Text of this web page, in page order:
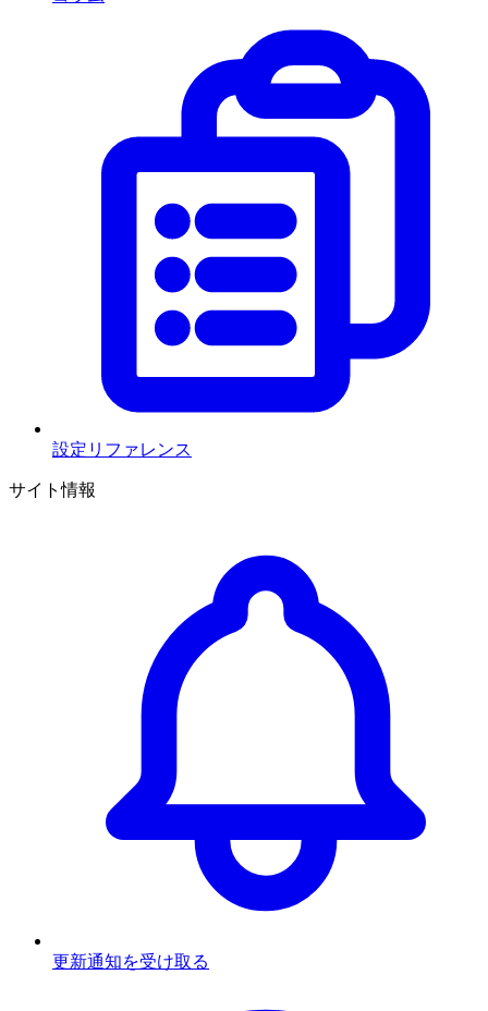
設定リファレンス
サイト情報
更新通知を受け取る